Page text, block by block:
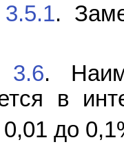
.
3.6.
в
0,01 до